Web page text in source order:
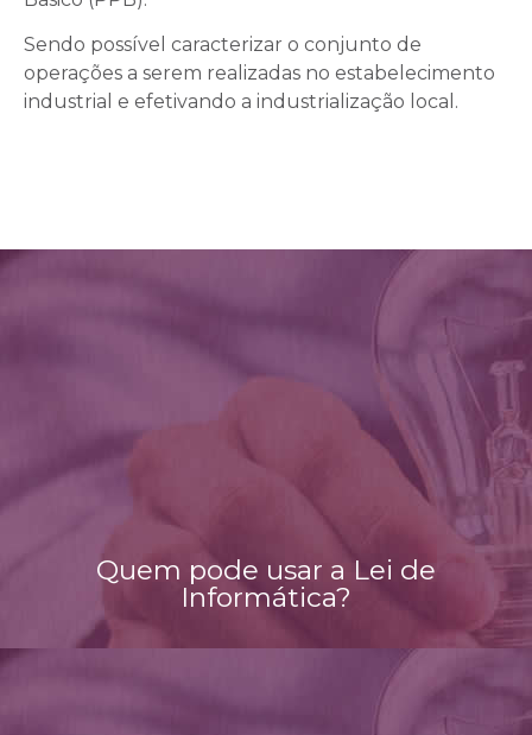
Sendo possível caracterizar o conjunto de
operações a serem realizadas no estabelecimento
industrial e efetivando a industrialização local.
Quem pode usar a Lei de
Informática?